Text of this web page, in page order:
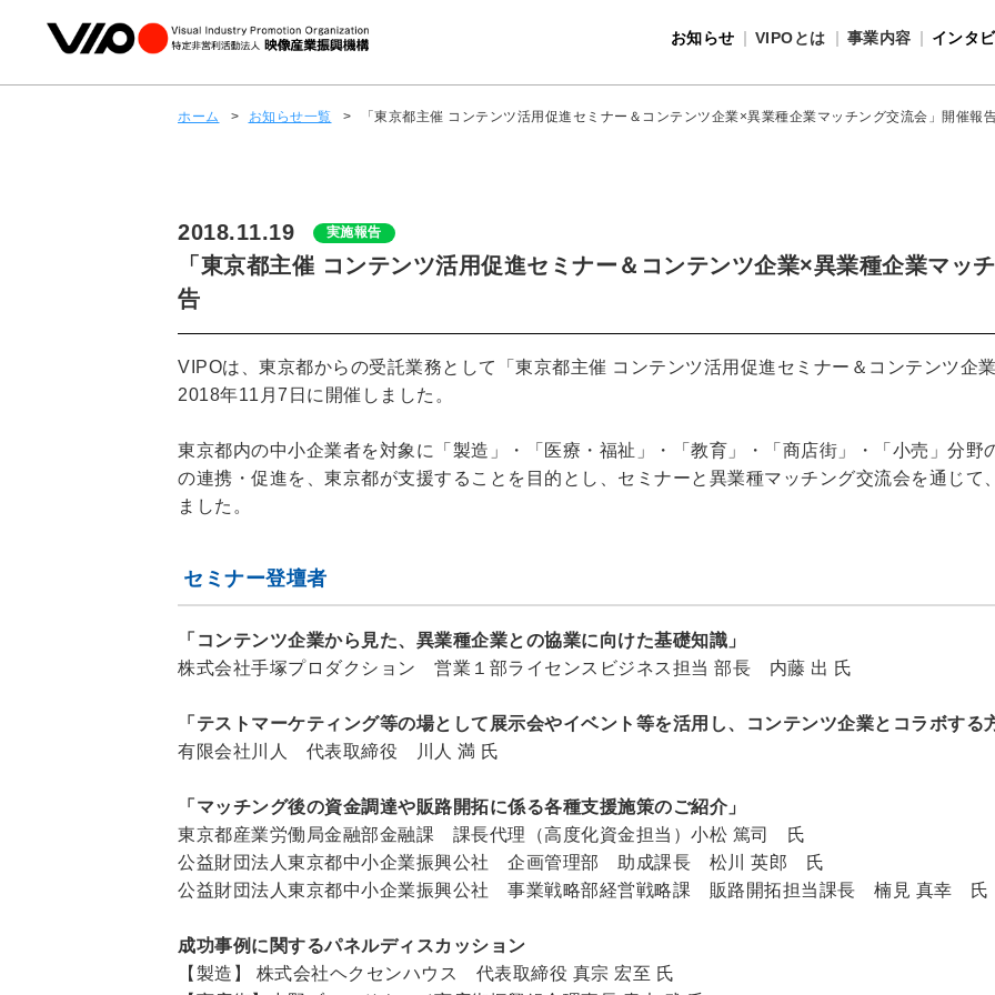
お知らせ VIPOとは
VIPOとは
事業内容
インタ
ホーム > お知らせ一覧 > 「東京都主催 コンテンツ活用促進セミナー＆コンテンツ企業×異業種企業マッチング交流会」開催報
2018.11.19 実施報告
「東京都主催 コンテンツ活用促進セミナー＆コンテンツ企業×異業種企業マッ
告
VIPOは、東京都からの受託業務として「東京都主催 コンテンツ活用促進セミナー＆コンテンツ企
2018年11月7日に開催しました。
東京都内の中小企業者を対象に「製造」・「医療・福祉」・「教育」・「商店街」・「小売」分野
の連携・促進を、東京都が支援することを目的とし、セミナーと異業種マッチング交流会を通じて
ました。
セミナー登壇者
「コンテンツ企業から見た、異業種企業との協業に向けた基礎知識」
株式会社手塚プロダクション 営業１部ライセンスビジネス担当 部長 内藤 出 氏
「テストマーケティング等の場として展示会やイベント等を活用し、コンテンツ企業とコラボする
有限会社川人 代表取締役 川人 満 氏
「マッチング後の資金調達や販路開拓に係る各種支援施策のご紹介」
東京都産業労働局金融部金融課 課長代理（高度化資金担当）小松 篤司 氏
公益財団法人東京都中小企業振興公社 企画管理部 助成課長 松川 英郎 氏
公益財団法人東京都中小企業振興公社 事業戦略部経営戦略課 販路開拓担当課長 楠見 真幸 氏
成功事例に関するパネルディスカッション
【製造】 株式会社ヘクセンハウス 代表取締役 真宗 宏至 氏